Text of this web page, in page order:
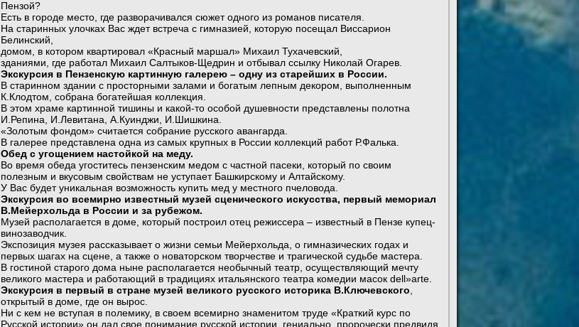
Пензой?
Есть в городе место, где разворачивался сюжет одного из романов писателя.
На старинных улочках Вас ждет встреча с гимназией, которую посещал Виссарион
Белинский,
домом, в котором квартировал «Красный маршал» Михаил Тухачевский,
зданиями, где работал Михаил Салтыков-Щедрин и отбывал ссылку Николай Огарев.
Экскурсия в Пензенскую картинную галерею – одну из старейших в России.
В старинном здании с просторными залами и богатым лепным декором, выполненным
К.Клодтом, собрана богатейшая коллекция.
В этом храме картинной тишины и какой-то особой душевности представлены полотна
И.Репина, И.Левитана, А.Куинджи, И.Шишкина.
«Золотым фондом» считается собрание русского авангарда.
В галерее представлена одна из самых крупных в России коллекций работ Р.Фалька.
Обед с угощением настойкой на меду.
Во время обеда угоститесь пензенским медом с частной пасеки, который по своим
полезным и вкусовым свойствам не уступает Башкирскому и Алтайскому.
У Вас будет уникальная возможность купить мед у местного пчеловода.
Экскурсия во всемирно известный музей сценического искусства, первый мемориал
В.Мейерхольда в России и за рубежом.
Музей располагается в доме, который построил отец режиссера – известный в Пензе купец-
винозаводчик.
Экспозиция музея рассказывает о жизни семьи Мейерхольда, о гимназических годах и
первых шагах на сцене, а также о новаторском творчестве и трагической судьбе мастера.
В гостиной старого дома ныне располагается необычный театр, осуществляющий мечту
великого мастера и работающий в традициях итальянского театра комедии масок dell»arte.
Экскурсия в первый в стране музей великого русского историка В.Ключевского
открытый в доме, где он вырос.
Ни с кем не вступая в полемику, в своем всемирно знаменитом труде «Краткий курс по
Русской истории» он дал свое понимание русской истории, гениально, пророчески предвидя